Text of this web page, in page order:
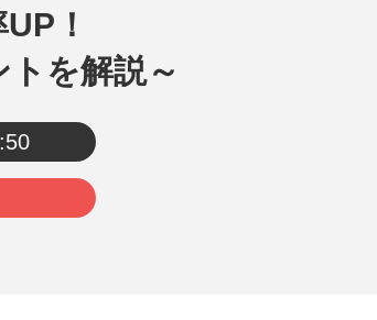
！
トを解説～